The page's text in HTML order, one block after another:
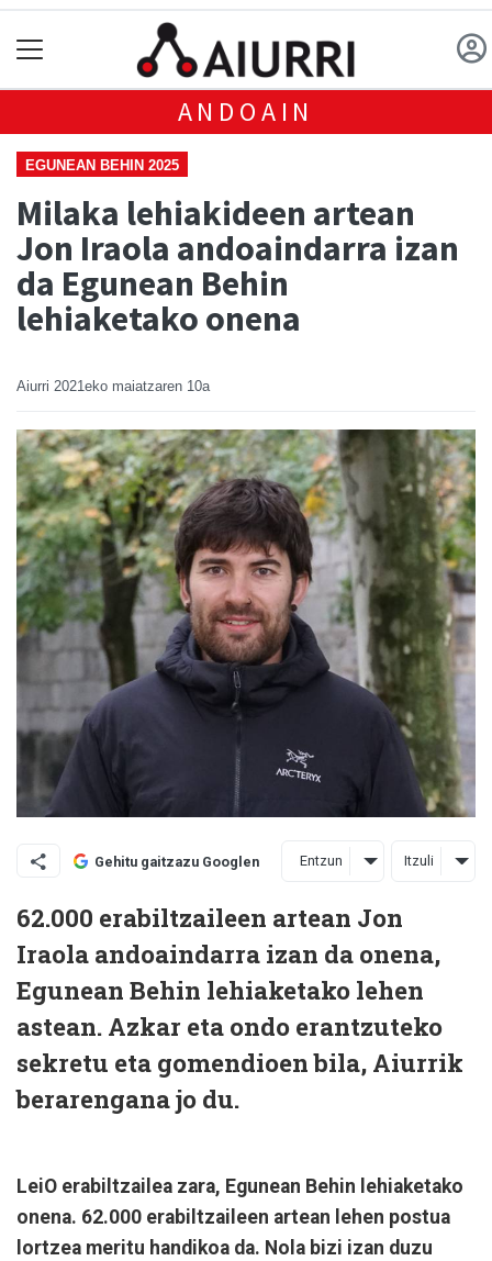
ANDOAIN
EGUNEAN BEHIN 2025
Milaka lehiakideen artean
Jon Iraola andoaindarra izan
da Egunean Behin
lehiaketako onena
Aiurri 2021eko maiatzaren 10a
Gehitu gaitzazu Googlen Entzun Itzuli
62.000 erabiltzaileen artean Jon
Iraola andoaindarra izan da onena,
Egunean Behin lehiaketako lehen
astean. Azkar eta ondo erantzuteko
sekretu eta gomendioen bila, Aiurrik
berarengana jo du.
LeiO erabiltzailea zara, Egunean Behin lehiaketako
onena. 62.000 erabiltzaileen artean lehen postua
lortzea meritu handikoa da. Nola bizi izan duzu